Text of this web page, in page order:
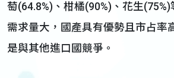
萄(64.8%)、柑橘(90%)、花生
需求量大，國產具有優勢且市占率
是與其他進口國競爭。